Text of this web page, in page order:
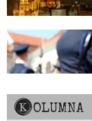
KOLUMNA